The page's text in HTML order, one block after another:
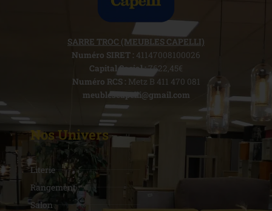
SARRE TROC (MEUBLES CAPELLI)
Numéro SIRET : 41147008100026
Capital Social :7622,45€
Numéro RCS : Metz B 411 470 081
meublescapelli@gmail.com
Nos Univers
Literie
Rangement
Salon